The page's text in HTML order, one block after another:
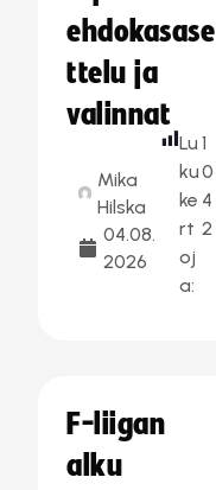
ehdokasase
ttelu ja
valinnat
Mika
Hilska
04.08.
2026
Lu
ku
ke
rt
oj
a:
1
0
4
2
F-liigan
alku